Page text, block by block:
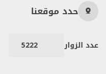
حدد موقعنا
عدد الزوار 5222